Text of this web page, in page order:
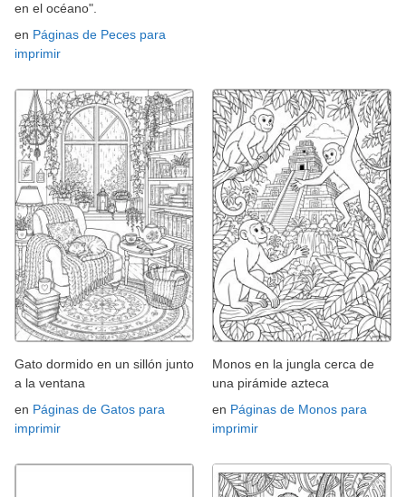
en el océano".
en Páginas de Peces para
imprimir
Gato dormido en un sillón junto
a la ventana
en Páginas de Gatos para
imprimir
Monos en la jungla cerca de
una pirámide azteca
en Páginas de Monos para
imprimir